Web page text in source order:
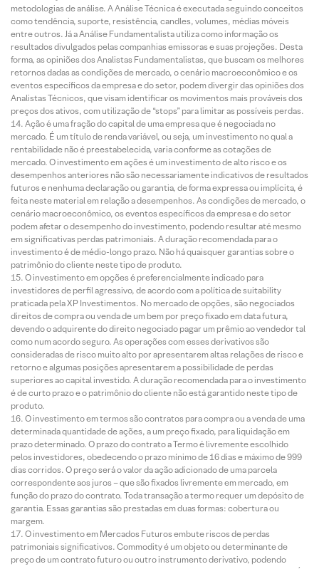
metodologias de análise. A Análise Técnica é executada seguindo conceitos
como tendência, suporte, resistência, candles, volumes, médias móveis
entre outros. Já a Análise Fundamentalista utiliza como informação os
resultados divulgados pelas companhias emissoras e suas projeções. Desta
forma, as opiniões dos Analistas Fundamentalistas, que buscam os melhores
retornos dadas as condições de mercado, o cenário macroeconômico e os
eventos específicos da empresa e do setor, podem divergir das opiniões dos
Analistas Técnicos, que visam identificar os movimentos mais prováveis dos
preços dos ativos, com utilização de “stops” para limitar as possíveis perdas.
Ação é uma fração do capital de uma empresa que é negociada no
mercado. É um título de renda variável, ou seja, um investimento no qual a
rentabilidade não é preestabelecida, varia conforme as cotações de
mercado. O investimento em ações é um investimento de alto risco e os
desempenhos anteriores não são necessariamente indicativos de resultados
futuros e nenhuma declaração ou garantia, de forma expressa ou implícita, é
feita neste material em relação a desempenhos. As condições de mercado, o
cenário macroeconômico, os eventos específicos da empresa e do setor
podem afetar o desempenho do investimento, podendo resultar até mesmo
em significativas perdas patrimoniais. A duração recomendada para o
investimento é de médio-longo prazo. Não há quaisquer garantias sobre o
patrimônio do cliente neste tipo de produto.
O investimento em opções é preferencialmente indicado para
investidores de perfil agressivo, de acordo com a política de suitability
praticada pela XP Investimentos. No mercado de opções, são negociados
direitos de compra ou venda de um bem por preço fixado em data futura,
devendo o adquirente do direito negociado pagar um prêmio ao vendedor tal
como num acordo seguro. As operações com esses derivativos são
consideradas de risco muito alto por apresentarem altas relações de risco e
retorno e algumas posições apresentarem a possibilidade de perdas
superiores ao capital investido. A duração recomendada para o investimento
é de curto prazo e o patrimônio do cliente não está garantido neste tipo de
produto.
O investimento em termos são contratos para compra ou a venda de uma
determinada quantidade de ações, a um preço fixado, para liquidação em
prazo determinado. O prazo do contrato a Termo é livremente escolhido
pelos investidores, obedecendo o prazo mínimo de 16 dias e máximo de 999
dias corridos. O preço será o valor da ação adicionado de uma parcela
correspondente aos juros – que são fixados livremente em mercado, em
função do prazo do contrato. Toda transação a termo requer um depósito de
garantia. Essas garantias são prestadas em duas formas: cobertura ou
margem.
O investimento em Mercados Futuros embute riscos de perdas
patrimoniais significativos. Commodity é um objeto ou determinante de
preço de um contrato futuro ou outro instrumento derivativo, podendo